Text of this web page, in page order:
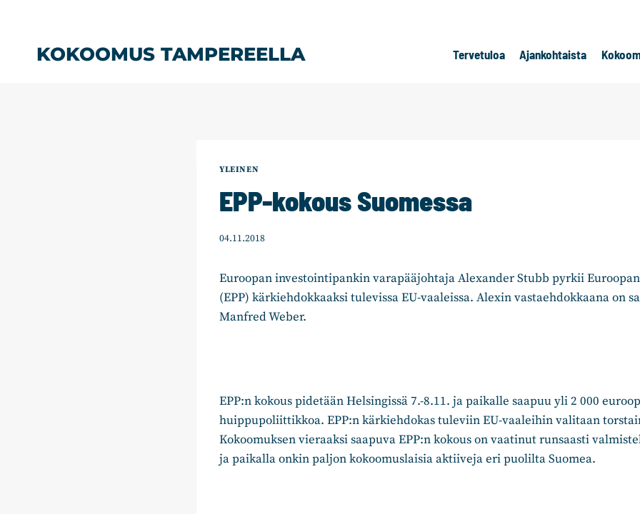
KOKOOMUS TAMPEREELLA Tervetuloa Ajankohtaista
YLEINEN
EPP-kokous Suomessa
04.11.2018
Euroopan investointipankin varapääjohtaja Alexander Stubb pyrkii
(EPP) kärkiehdokkaaksi tulevissa EU-vaaleissa. Alexin vastaehdokkaana on
Manfred Weber.
EPP:n kokous pidetään Helsingissä 7.-8.11. ja paikalle saapuu yli 2 000
huippupoliittikkoa. EPP:n kärkiehdokas tuleviin EU-vaaleihin valitaan
Kokoomuksen vieraaksi saapuva EPP:n kokous on vaatinut runsaasti
ja paikalla onkin paljon kokoomuslaisia aktiiveja eri puolilta Suomea.